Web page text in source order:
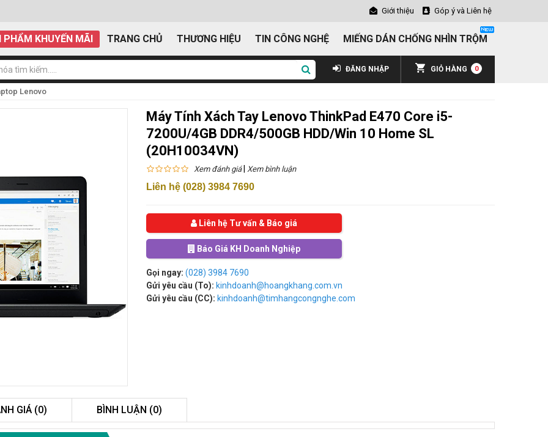
Giới thiệu Góp ý và Liên hệ
PHẨM KHUYẾN MÃI TRANG CHỦ THƯƠNG HIỆU TIN CÔNG NGHỆ MIẾNG DÁN CHỐNG NHÌN TRỘM
GIỎ HÀNG 0
ĐĂNG NHẬP
Lenovo
Máy Tính Xách Tay Lenovo ThinkPad E470 Core i5-
7200U/4GB DDR4/500GB HDD/Win 10 Home SL
(20H10034VN)
Xem đánh giá| Xem bình luận
Liên hệ (028) 3984 7690
Liên hệ Tư vấn & Báo giá
Báo Giá KH Doanh Nghiệp
Gọi ngay: (028) 3984 7690
Gửi yêu cầu (To): kinhdoanh@hoangkhang.com.vn
Gửi yêu cầu (CC): kinhdoanh@timhangcongnghe.com
Màn Hình Quảng Cáo
GIÁ (0) BÌNH LUẬN (0)